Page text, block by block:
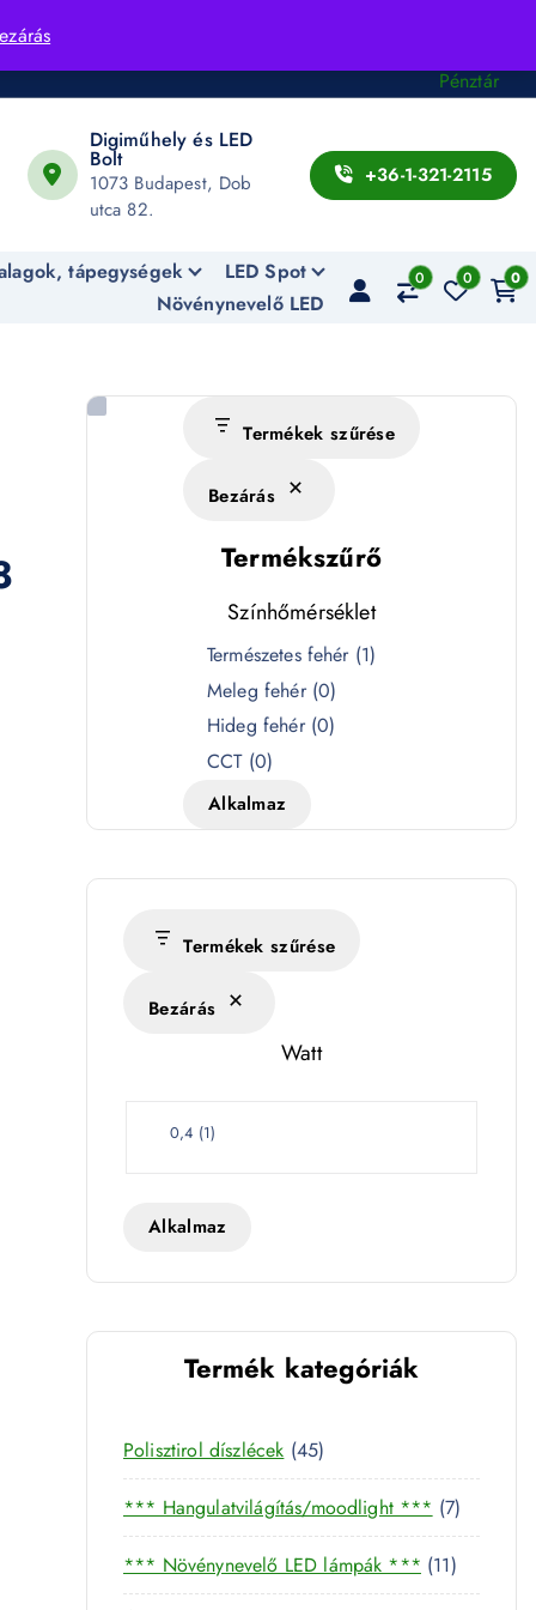
Pénztár
Digiműhely és LED
Bolt
1073 Budapest, Dob
utca 82.
+36-1-321-2115
tápegységek
LED Spot
Növénynevelő LED
0 0 0
4000K - PRO508 mennyiség
Termékek szűrése
Bezárás
Termékszűrő
Színhőmérséklet
é
s
k
Természetes fehér (1)
Meleg fehér (0)
Hideg fehér (0)
CCT (0)
Alkalmaz
Termékek szűrése
Bezárás
Watt
W
t
0,4 (1)
Alkalmaz
Termék kategóriák
Polisztirol díszlécek 454
5
t
e
r
*** Hangulatvilágítás/moodlight *** 77
t
e
r
*** Növénynevelő LED lámpák *** 111
1